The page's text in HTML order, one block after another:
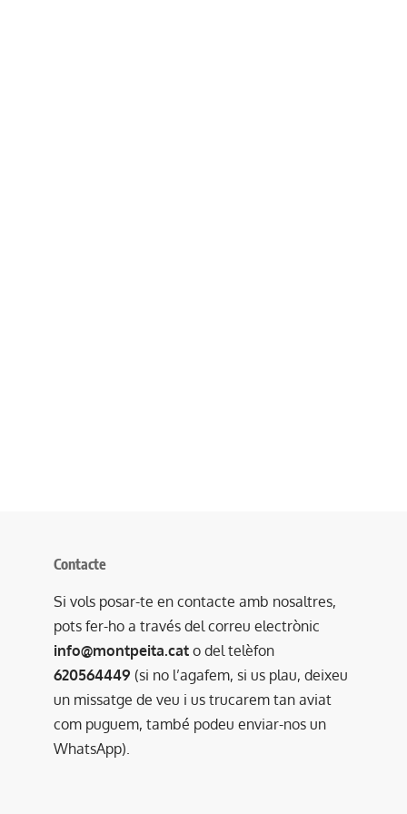
Contacte
Si vols posar-te en contacte amb nosaltres,
pots fer-ho a través del correu electrònic
info@montpeita.cat o del telèfon
620564449 (si no l’agafem, si us plau, deixeu
un missatge de veu i us trucarem tan aviat
com puguem, també podeu enviar-nos un
WhatsApp).